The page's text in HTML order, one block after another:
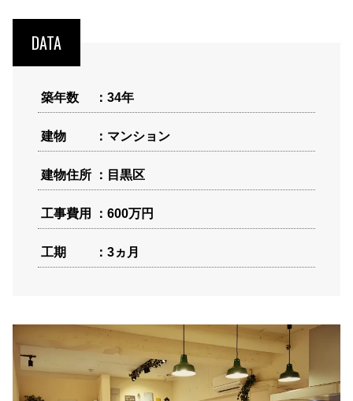
DATA
築年数 34年
建物 マンション
建物住所 目黒区
工事費用 600万円
工期 3ヵ月